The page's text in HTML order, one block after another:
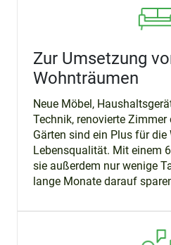
Zur Umsetzung
Wohnträumen
Neue Möbel,
Technik, renovierte
Gärten sind ein Plus für die
Lebensqualität. Mit einem
sie außerdem nur wenige
lange Monate darauf